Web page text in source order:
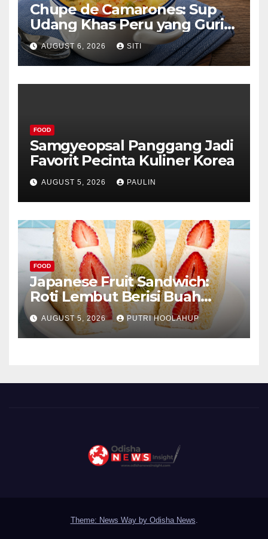
Chupe de Camarones: Sup
Udang Khas Peru yang Gurih
Lezat
AUGUST 6, 2026 SITI
FOOD
Samgyeopsal Panggang Jadi
Favorit Pecinta Kuliner Korea
AUGUST 5, 2026 PAULIN
FOOD
Japanese Fruit Sandwich:
Roti Lembut Berisi Buah
Segar yang Memikat Selera
AUGUST 5, 2026 PUTRI HOOLAHUP
Theme: News Way by Odisha News